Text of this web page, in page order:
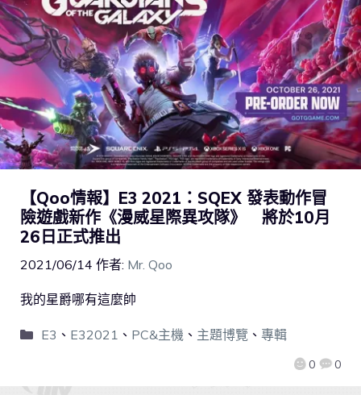
【Qoo情報】E3 2021：SQEX 發表動作冒
險遊戲新作《漫威星際異攻隊》 將於10月
26日正式推出
2021/06/14 作者: Mr. Qoo
0 0
我的星爵哪有這麼帥
E3 、 E32021 、 PC&主機 、 主題博覽 、 專輯